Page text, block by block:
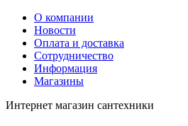
О компании
Новости
Оплата и доставка
Сотрудничество
Информация
Магазины
Интернет магазин сантехники